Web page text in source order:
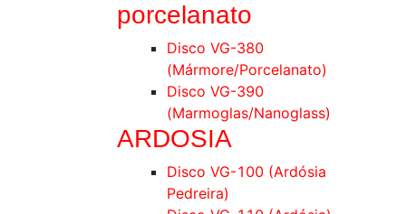
porcelanato
Disco VG-380
(Mármore/Porcelanato)
Disco VG-390
(Marmoglas/Nanoglass)
ARDOSIA
Disco VG-100 (Ardósia
Pedreira)